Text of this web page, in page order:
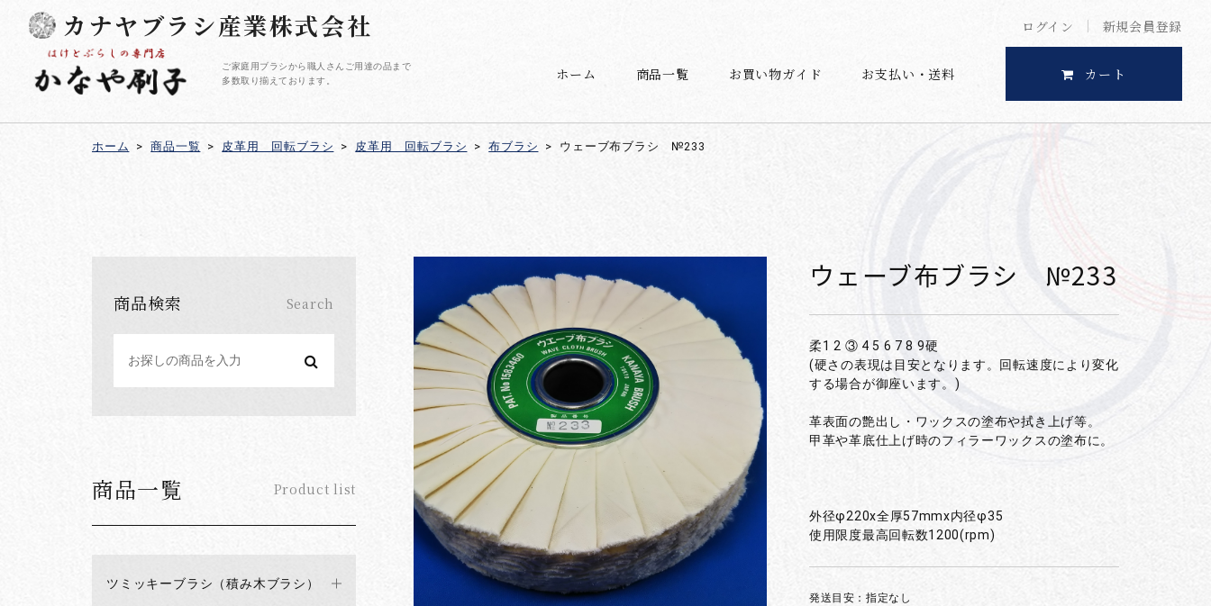
ログイン 新規会員登録
カナヤブラシ産業株式会社
ご家庭用ブラシから職人さんご用達の品まで
多数取り揃えております。
ホーム 商品一覧 お買い物ガイド お支払い・送料 カート
ホーム > 商品一覧 > 皮革用 回転ブラシ > 皮革用 回転ブラシ > 布ブラシ > ウェーブ布ブラシ №233
商品検索 Search
商品一覧 Product list
ツミッキーブラシ（積み木ブラシ）
ウェーブ布ブラシ №233
柔1 2 ③ 4 5 6 7 8 9硬
(硬さの表現は目安となります。回転速度により変化
する場合が御座います。)
革表面の艶出し・ワックスの塗布や拭き上げ等。
甲革や革底仕上げ時のフィラーワックスの塗布に。
外径φ220x全厚57mmx内径φ35
使用限度最高回転数1200(rpm)
発送目安：指定なし